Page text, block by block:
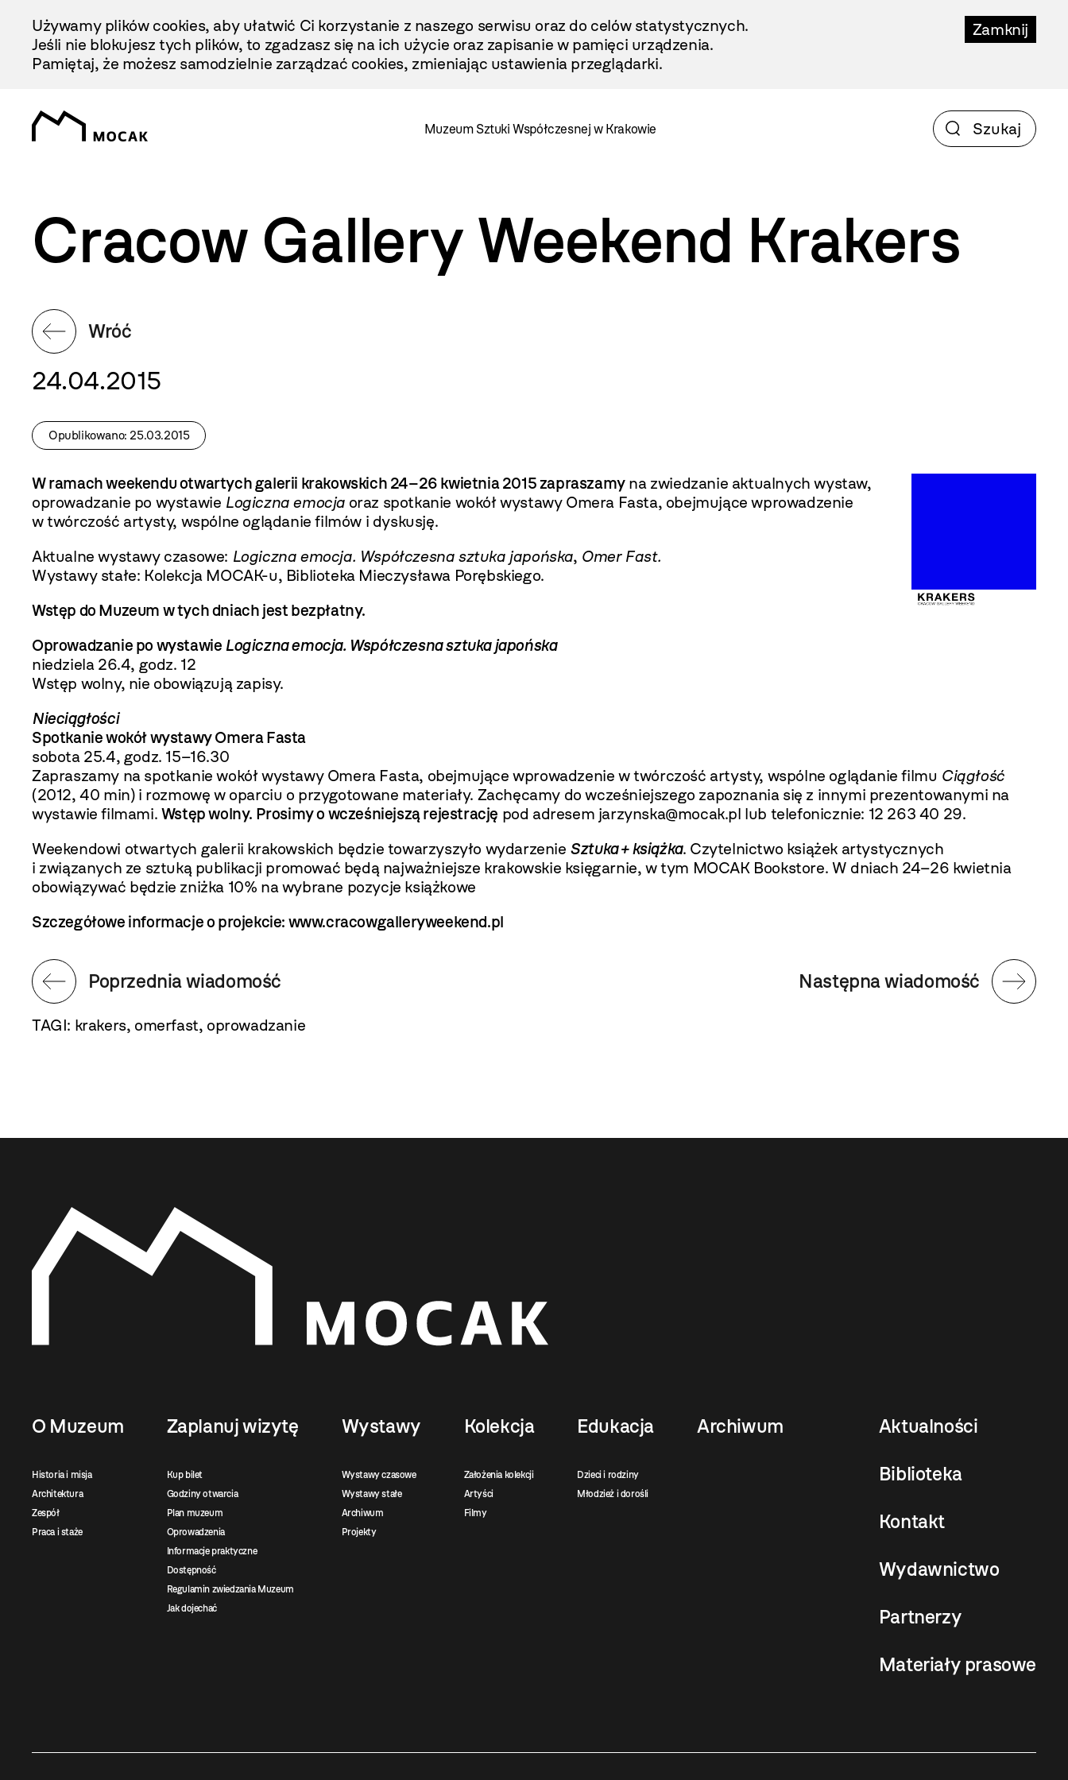
Treści
Zamknij
Używamy plików cookies, aby ułatwić Ci korzystanie z naszego serwisu oraz do celów statystycznych.
Jeśli nie blokujesz tych plików, to zgadzasz się na ich użycie oraz zapisanie w pamięci urządzenia.
Pamiętaj, że możesz samodzielnie zarządzać cookies, zmieniając ustawienia przeglądarki.
Muzeum Sztuki Współczesnej w Krakowie
Cracow Gallery Weekend Krakers
Wróć
24.04.2015
Opublikowano: 25.03.2015
W ramach weekendu otwartych galerii krakowskich 24–26 kwietnia 2015 zapraszamyna zwiedzanie aktualnych wystaw,
oprowadzanie po wystawie Logiczna emocja oraz spotkanie wokół wystawy Omera Fasta, obejmujące wprowadzenie
w twórczość artysty, wspólne oglądanie filmów i dyskusję.
Aktualne wystawy czasowe: Logiczna emocja. Współczesna sztuka japońska, Omer Fast.
Wystawy stałe: Kolekcja MOCAK-u, Biblioteka Mieczysława Porębskiego.
Wstęp do Muzeum w tych dniach jest bezpłatny.
Oprowadzanie po wystawie Logiczna emocja. Współczesna sztuka japońska
niedziela 26.4, godz. 12
Wstęp wolny, nie obowiązują zapisy.
Nieciągłości
Spotkanie wokół wystawy Omera Fasta
sobota 25.4, godz. 15–16.30
Zapraszamy na spotkanie wokół wystawy Omera Fasta, obejmujące wprowadzenie w twórczość artysty, wspólne oglądanie filmu Ciągłość
(2012, 40 min) i rozmowę w oparciu o przygotowane materiały. Zachęcamy do wcześniejszego zapoznania się z innymi prezentowanymi na
wystawie filmami. Wstęp wolny. Prosimy o wcześniejszą rejestrację pod adresem jarzynska@mocak.pl lub telefonicznie: 12 263 40 29.
Weekendowi otwartych galerii krakowskich będzie towarzyszyło wydarzenie Sztuka + książka. Czytelnictwo książek artystycznych
i związanych ze sztuką publikacji promować będą najważniejsze krakowskie księgarnie, w tym MOCAK Bookstore. W dniach 24–26 kwietnia
obowiązywać będzie zniżka 10% na wybrane pozycje książkowe
Szczegółowe informacje o projekcie: www.cracowgalleryweekend.pl
Następna wiadomość
Poprzednia wiadomość
TAGI: krakers, omerfast, oprowadzanie
O Muzeum
Historia i misja
Architektura
Zespół
Praca i staże
Zaplanuj wizytę
Kup bilet
Godziny otwarcia
Plan muzeum
Oprowadzenia
Informacje praktyczne
Dostępność
Regulamin zwiedzania Muzeum
Jak dojechać
Wystawy
Wystawy czasowe
Wystawy stałe
Archiwum
Projekty
Kolekcja
Założenia kolekcji
Artyści
Filmy
Edukacja
Dzieci i rodziny
Młodzież i dorośli
Archiwum Aktualności
Biblioteka
Kontakt
Wydawnictwo
Partnerzy
Materiały prasowe